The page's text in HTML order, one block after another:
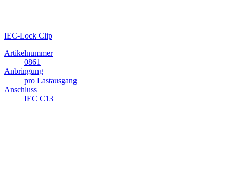
IEC-Lock Clip
Artikelnummer
0861
Anbringung
pro Lastausgang
Anschluss
IEC C13